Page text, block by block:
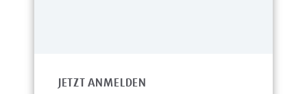
JETZT ANMELDEN